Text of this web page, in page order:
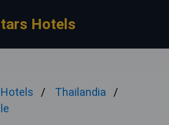
Hotels
Thailandia